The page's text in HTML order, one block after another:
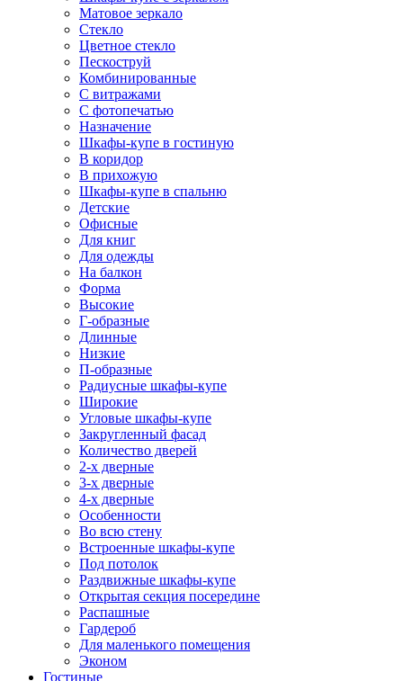
Матовое зеркало
Стекло
Цветное стекло
Пескоструй
Комбинированные
С витражами
С фотопечатью
Назначение
Шкафы-купе в гостиную
В коридор
В прихожую
Шкафы-купе в спальню
Детские
Офисные
Для книг
Для одежды
На балкон
Форма
Высокие
Г-образные
Длинные
Низкие
П-образные
Радиусные шкафы-купе
Широкие
Угловые шкафы-купе
Закругленный фасад
Количество дверей
2-х дверные
3-х дверные
4-х дверные
Особенности
Во всю стену
Встроенные шкафы-купе
Под потолок
Раздвижные шкафы-купе
Открытая секция посередине
Распашные
Гардероб
Для маленького помещения
Эконом
Гостиные